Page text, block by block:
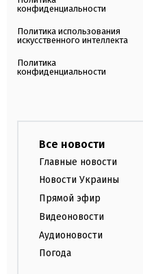
конфиденциальности
Политика использования
искусственного интеллекта
Политика
конфиденциальности
Все новости
Главные новости
Новости Украины
Прямой эфир
Видеоновости
Аудионовости
Погода